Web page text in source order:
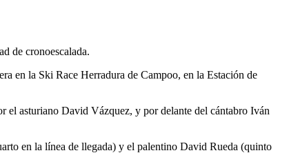
de cronoescalada.
en la Ski Race Herradura de Campoo, en la Estación de
el asturiano David Vázquez, y por delante del cántabro Iván
en la línea de llegada) y el palentino David Rueda (quinto